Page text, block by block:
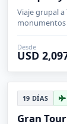
Viaje grupal
monumentos
Desde
USD
19 DÍAS
Gran